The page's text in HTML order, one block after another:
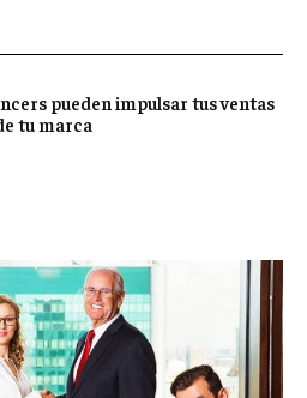
pueden impulsar tus ventas
tu marca